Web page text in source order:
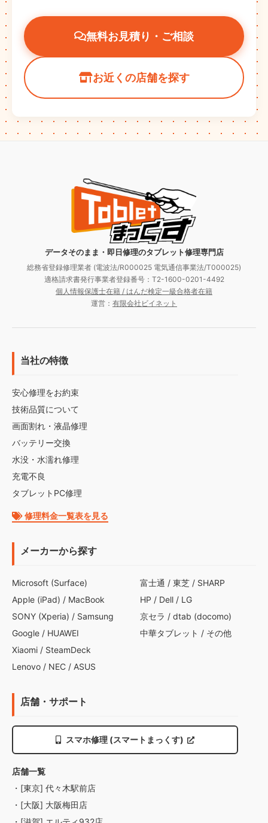
無料お見積り・ご相談
お近くの店舗を探す
データそのまま・即日修理のタブレット修理専門店
総務省登録修理業者 (電波法/R000025 電気通信事業法/T000025)
適格請求書発行事業者登録番号：T2-1600-0201-4492
個人情報保護士在籍 / はんだ検定一級合格者在籍
運営： 有限会社ビイネット
当社の特徴
安心修理をお約束
技術品質について
画面割れ・液晶修理
バッテリー交換
水没・水濡れ修理
充電不良
タブレットPC修理
修理料金一覧表を見る
メーカーから探す
Microsoft (Surface)
Apple (iPad) / MacBook
SONY (Xperia) / Samsung
Google / HUAWEI
Xiaomi / SteamDeck
Lenovo / NEC / ASUS
富士通 / 東芝 / SHARP
HP / Dell / LG
京セラ / dtab (docomo)
中華タブレット / その他
店舗・サポート
スマホ修理 (スマートまっくす)
店舗一覧
・[東京] 代々木駅前店
・[大阪] 大阪梅田店